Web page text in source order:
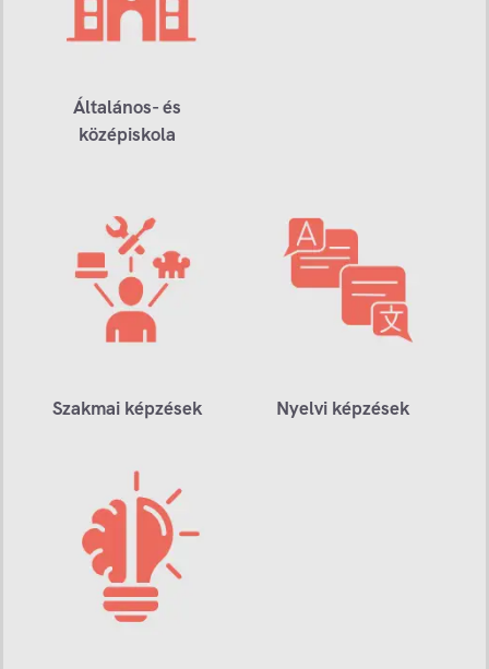
Általános- és
középiskola
Szakmai képzések Nyelvi képzések